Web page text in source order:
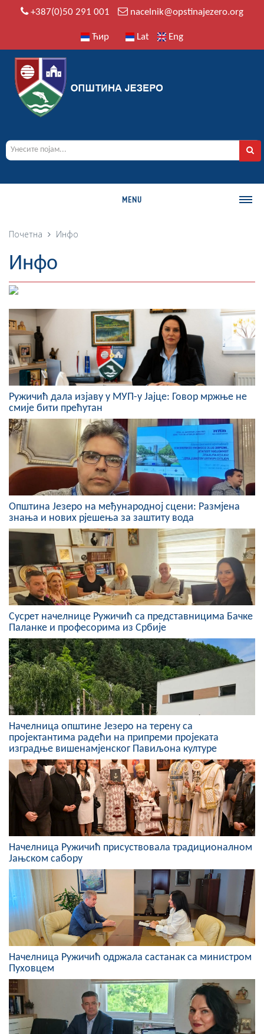
+387(0)50 291 001 nacelnik@opstinajezero.org
Ћир Lat Eng
MENU
Историја
Географија
Насељена мјеста
Занимљивости
Фотогалерија
НАЧЕЛНИК
О Начелнику
Замјеник начелника
Извјештај о раду начелника
СКУПШТИНА
Статут Општине
Скупштинско вијеће општине језеро
Састав Скупштине
Службени Гласници
ОПШТИНСКА УПРАВА
ИНФО
Вијести
Активности
Јавни позиви
Обавјештења
Заштита од пожара
COVID 19
Геоистраживања
ПРИВРЕДА
Пољопривреда
Туризам
Спорт
ЦИВИЛНА ЗАШТИТА
КОНТАКТ
Почетна Инфо
Инфо
Ружичић дала изјаву у МУП-у Јајце: Говор мржње не
смије бити прећутан
Општина Језеро на међународној сцени: Размјена
знања и нових рјешења за заштиту вода
Сусрет начелнице Ружичић са представницима Бачке
Паланке и професорима из Србије
Начелница општине Језеро на терену са
пројектантима радећи на припреми пројеката
изградње вишенамјенског Павиљона културе
Начелница Ружичић присуствовала традиционалном
Јањском сабору
Начелница Ружичић одржала састанак са министром
Пуховцем